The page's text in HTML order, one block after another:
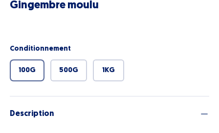
Gingembre moulu
Conditionnement
100G 500G 1KG
Description